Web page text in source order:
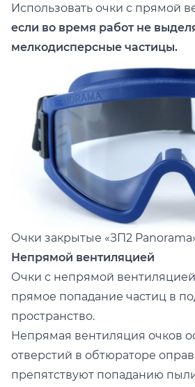
Использовать очки с прямой
если во время работ не
мелкодисперсные частицы.
Очки закрытые «ЗП2
Непрямой вентиляцией
Очки с непрямой
прямое попадание частиц в
пространство.
Непрямая вентиляция очков
отверстий в обтюраторе
препятствуют попаданию